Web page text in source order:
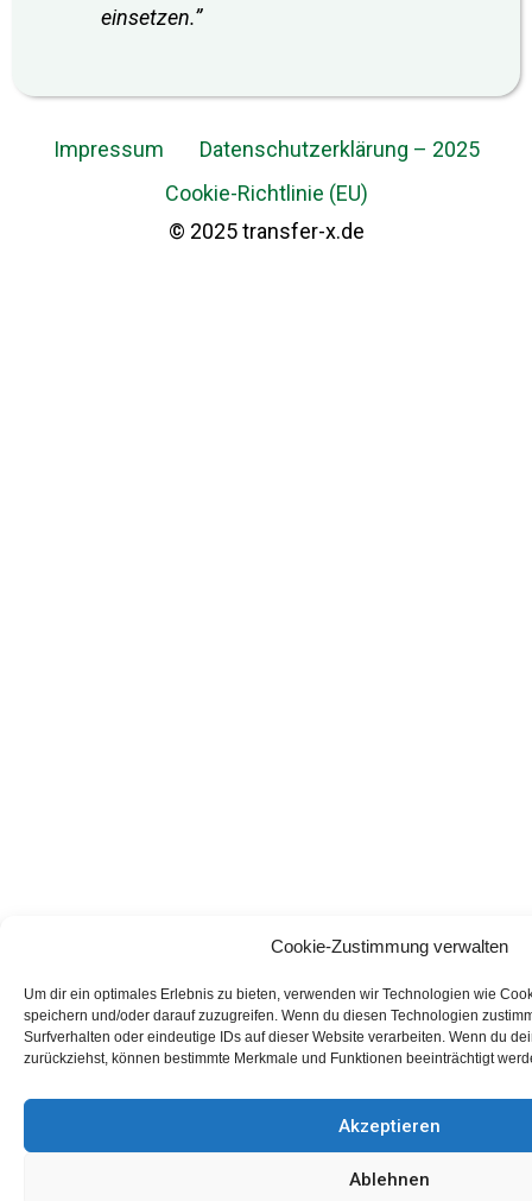
Cookie-Zustimmung verwalten
Um dir ein optimales Erlebnis zu bieten, verwenden wir Technologien wie
speichern und/oder darauf zuzugreifen. Wenn du diesen Technologien
Surfverhalten oder eindeutige IDs auf dieser Website verarbeiten. Wenn du
zurückziehst, können bestimmte Merkmale und Funktionen beeinträchtigt
Akzeptieren
Ablehnen
einsetzen.”
Impressum
Datenschutzerklärung – 2025
Cookie-Richtlinie (EU)
© 2025 transfer-x.de